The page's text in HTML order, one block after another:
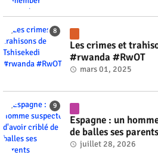
Les crimes et
#rwanda #RwOT
mars 01, 2025
Espagne : un
de balles ses
juillet 28, 2026